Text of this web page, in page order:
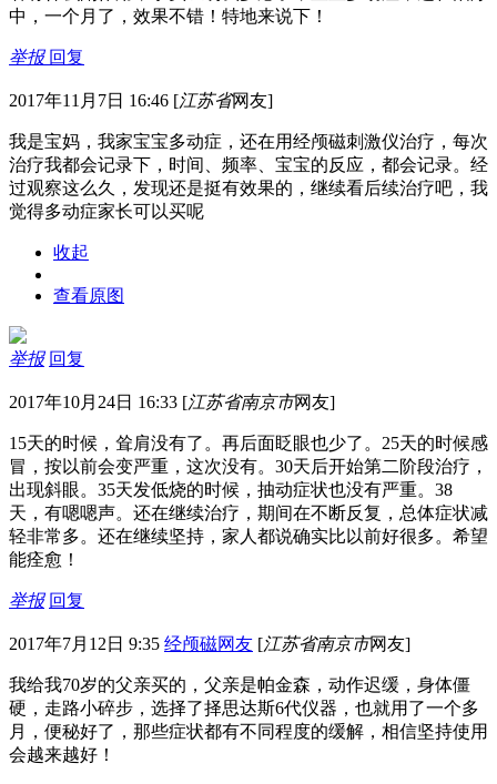
中，一个月了，效果不错！特地来说下！
举报 回复
2017年11月7日 16:46 [江苏省网友]
我是宝妈，我家宝宝多动症，还在用经颅磁刺激仪治疗，每次
治疗我都会记录下，时间、频率、宝宝的反应，都会记录。经
过观察这么久，发现还是挺有效果的，继续看后续治疗吧，我
觉得多动症家长可以买呢
收起
查看原图
举报 回复
2017年10月24日 16:33 [江苏省南京市网友]
15天的时候，耸肩没有了。再后面眨眼也少了。25天的时候感
冒，按以前会变严重，这次没有。30天后开始第二阶段治疗，
出现斜眼。35天发低烧的时候，抽动症状也没有严重。38
天，有嗯嗯声。还在继续治疗，期间在不断反复，总体症状减
轻非常多。还在继续坚持，家人都说确实比以前好很多。希望
能痊愈！
举报 回复
2017年7月12日 9:35 经颅磁网友 [江苏省南京市网友]
我给我70岁的父亲买的，父亲是帕金森，动作迟缓，身体僵
硬，走路小碎步，选择了择思达斯6代仪器，也就用了一个多
月，便秘好了，那些症状都有不同程度的缓解，相信坚持使用
会越来越好！